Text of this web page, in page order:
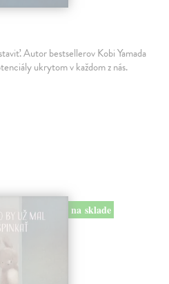
Autor bestsellerov Kobi Yamada
ukrytom v každom z nás.
na sklade